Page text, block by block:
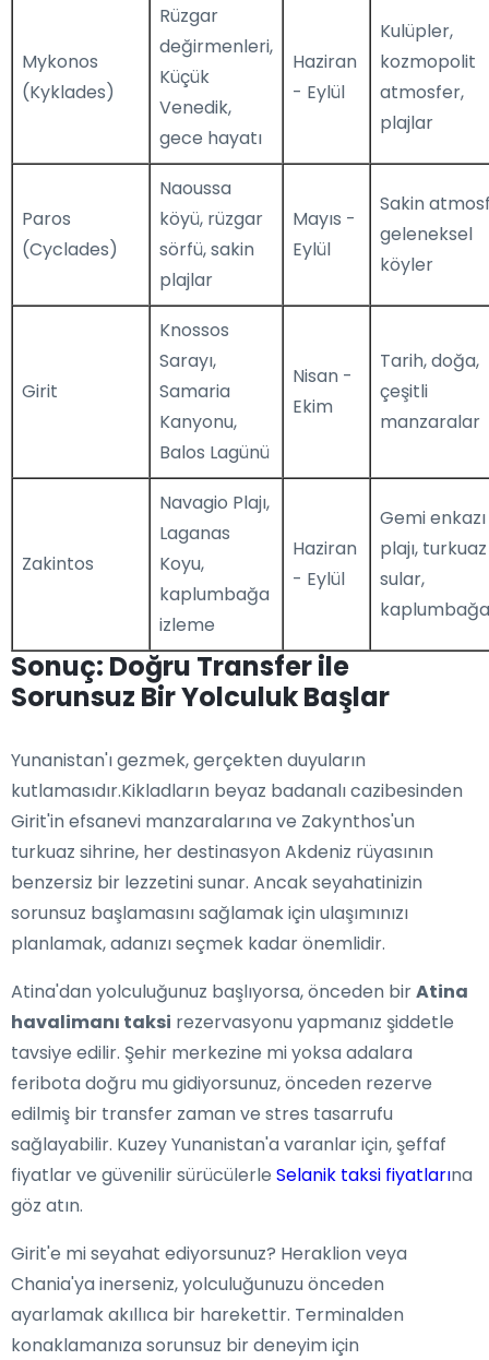
Mykonos
(Kyklades)
Rüzgar
değirmenleri,
Küçük
Venedik,
gece hayatı
Haziran
- Eylül
Kulüpler,
kozmopolit
atmosfer,
plajlar
Paros
(Cyclades)
Naoussa
köyü, rüzgar
sörfü, sakin
plajlar
Mayıs -
Eylül
Sakin
geleneksel
köyler
Girit
Knossos
Sarayı,
Samaria
Kanyonu,
Balos Lagünü
Nisan -
Ekim
Tarih, doğa,
çeşitli
manzaralar
Zakintos
Navagio Plajı,
Laganas
Koyu,
kaplumbağa
izleme
Haziran
- Eylül
Gemi enkazı
plajı, turkuaz
sular,
Sonuç: Doğru Transfer ile
Sorunsuz Bir Yolculuk Başlar
Yunanistan'ı gezmek, gerçekten duyuların
kutlamasıdır.Kikladların beyaz badanalı cazibesinden
Girit'in efsanevi manzaralarına ve Zakynthos'un
turkuaz sihrine, her destinasyon Akdeniz rüyasının
benzersiz bir lezzetini sunar. Ancak seyahatinizin
sorunsuz başlamasını sağlamak için ulaşımınızı
planlamak, adanızı seçmek kadar önemlidir.
Atina'dan yolculuğunuz başlıyorsa, önceden birAtina
havalimanı taksi rezervasyonu yapmanız şiddetle
tavsiye edilir. Şehir merkezine mi yoksa adalara
feribota doğru mu gidiyorsunuz, önceden rezerve
edilmiş bir transfer zaman ve stres tasarrufu
sağlayabilir. Kuzey Yunanistan'a varanlar için, şeffaf
fiyatlar ve güvenilir sürücülerle Selanik taksi fiyatlarına
göz atın.
Girit'e mi seyahat ediyorsunuz? Heraklion veya
Chania'ya inerseniz, yolculuğunuzu önceden
ayarlamak akıllıca bir harekettir. Terminalden
konaklamanıza sorunsuz bir deneyim için